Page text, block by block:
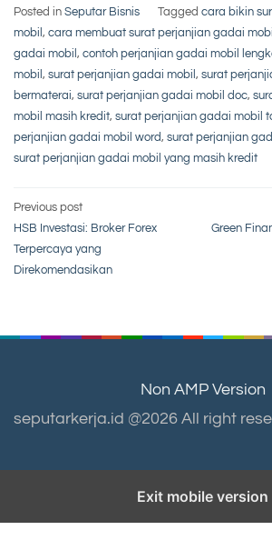
Posted in Seputar Bisnis Tagged cara bikin
mobil , cara membuat surat perjanjian gadai mobil
gadai mobil , contoh perjanjian gadai mobil
mobil , surat perjanjian gadai mobil , surat
bermaterai, surat perjanjian gadai mobil doc,
mobil masih kredit, surat perjanjian gadai mobil
perjanjian gadai mobil word, surat perjanjian
surat perjanjian gadai mobil yang masih kredit
Post
navigation
Previous post
HSB Investasi: Broker Forex
Terpercaya yang
Direkomendasikan
Green
Non AMP Version
seputarkerja.id @2026 All right
Exit mobile version